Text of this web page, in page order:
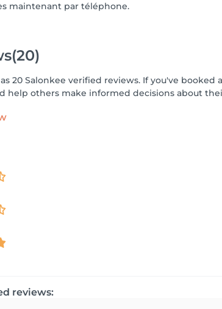
maintenant par téléphone.
(20)
20 Salonkee verified reviews. If you've
help others make informed decisions about
reviews: